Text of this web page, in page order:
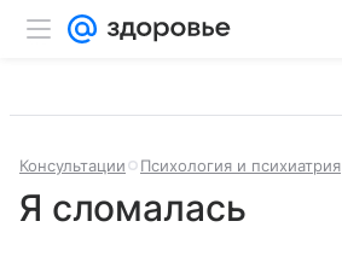
Консультации Психология и психиатрия
Я сломалась